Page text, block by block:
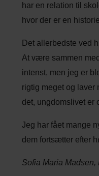
har en relation til
hvor der er en
Det allerbedste ved
At være sammen
intenst, men jeg er
rigtig meget og
det, ungdomslivet er
Jeg har fået mange
dem fortsætter efter
Sofia Maria Madsen,